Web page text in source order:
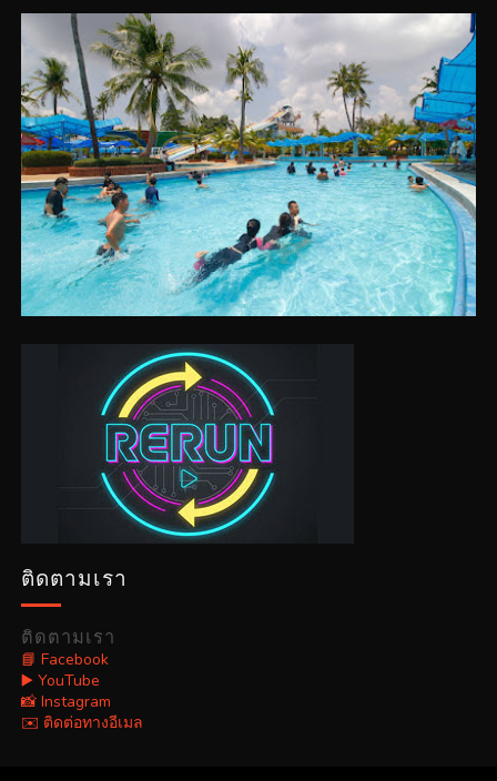
ติดตามเรา
ติดตามเรา
📘 Facebook
▶️ YouTube
📸 Instagram
✉️ ติดต่อทางอีเมล